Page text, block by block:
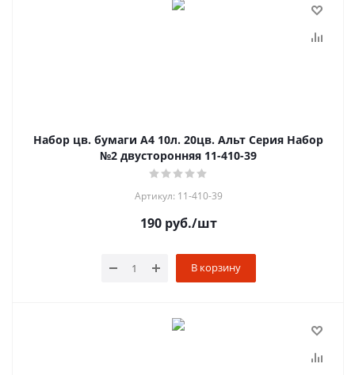
Набор цв. бумаги А4 10л. 20цв. Альт Серия Набор
№2 двусторонняя 11-410-39
Артикул: 11-410-39
190руб./шт
В корзину